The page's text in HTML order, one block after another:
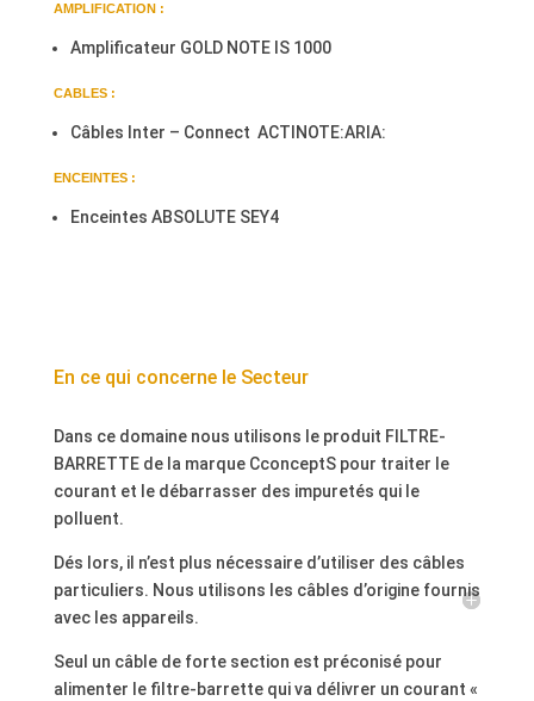
AMPLIFICATION :
Amplificateur GOLD NOTE IS 1000
CABLES :
Câbles Inter – Connect ACTINOTE:ARIA:
ENCEINTES :
Enceintes ABSOLUTE SEY4
En ce qui concerne le Secteur
Dans ce domaine nous utilisons le produit FILTRE-
BARRETTE de la marque CconceptS pour traiter le
courant et le débarrasser des impuretés qui le
polluent.
Dés lors, il n’est plus nécessaire d’utiliser des câbles
particuliers. Nous utilisons les câbles d’origine fournis
avec les appareils.
Seul un câble de forte section est préconisé pour
alimenter le filtre-barrette qui va délivrer un courant «